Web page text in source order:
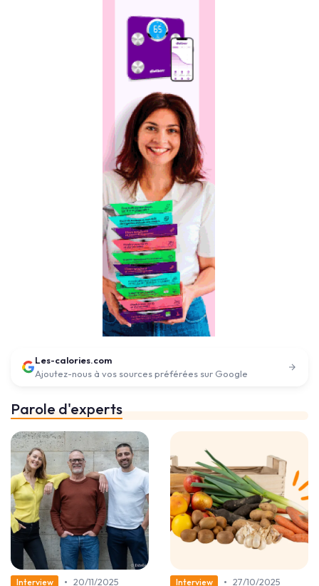
Les-calories.com
Ajoutez-nous à vos sources préférées sur Google
Parole d'experts
Interview • 20/11/2025
Interview • 27/10/2025